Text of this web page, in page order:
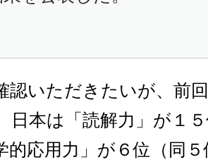
認いただきたいが、前
日本は「読解力」が１
的応用力」が６位（同